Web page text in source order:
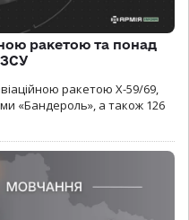
ракетою та понад
ракетою Х-59/69,
«Бандероль», а також 126